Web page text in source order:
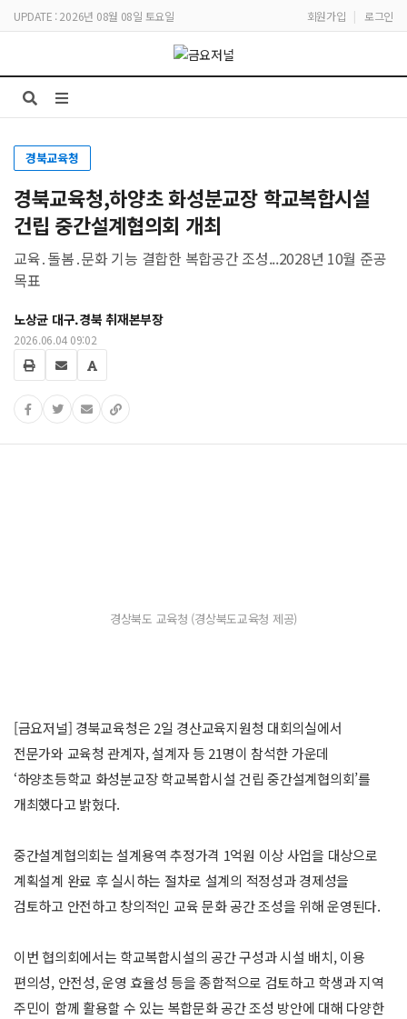
UPDATE : 2026년 08월 08일 토요일 회원가입 | 로그인
경북교육청
경북교육청,하양초 화성분교장 학교복합시설
건립 중간설계협의회 개최
교육․돌봄․문화 기능 결합한 복합공간 조성...2028년 10월 준공
목표
노상균 대구.경북 취재본부장
2026.06.04 09:02
경상북도 교육청 (경상북도교육청 제공)
[금요저널] 경북교육청은 2일 경산교육지원청 대회의실에서
전문가와 교육청 관계자, 설계자 등 21명이 참석한 가운데
‘하양초등학교 화성분교장 학교복합시설 건립 중간설계협의회’를
개최했다고 밝혔다.
중간설계협의회는 설계용역 추정가격 1억원 이상 사업을 대상으로
계획설계 완료 후 실시하는 절차로 설계의 적정성과 경제성을
검토하고 안전하고 창의적인 교육 문화 공간 조성을 위해 운영된다.
이번 협의회에서는 학교복합시설의 공간 구성과 시설 배치, 이용
편의성, 안전성, 운영 효율성 등을 종합적으로 검토하고 학생과 지역
주민이 함께 활용할 수 있는 복합문화 공간 조성 방안에 대해 다양한